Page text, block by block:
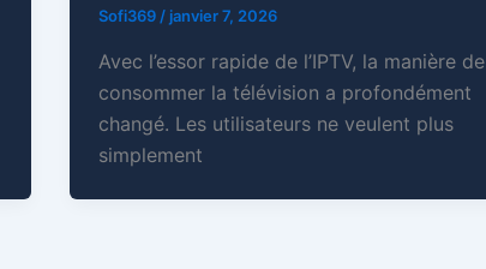
Sofi369 / janvier 7, 2026
Avec l’essor rapide de l’IPTV, la manière de
consommer la télévision a profondément
changé. Les utilisateurs ne veulent plus
simplement